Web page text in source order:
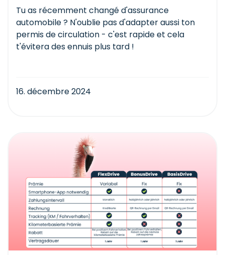
Tu as récemment changé d'assurance
automobile ? N'oublie pas d'adapter aussi ton
permis de circulation - c'est rapide et cela
t'évitera des ennuis plus tard !
16. décembre 2024